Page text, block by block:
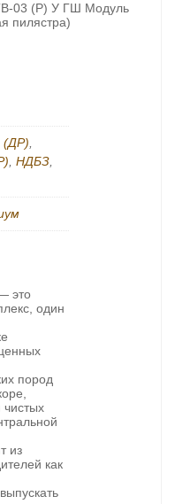
03 (Р) У ГШ Модуль
пилястра)
(ДР)
НДБЗ
это
один
пород
чистых
из
как